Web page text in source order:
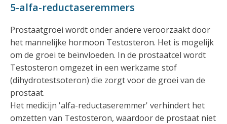
5-alfa-reductaseremmers
Prostaatgroei wordt onder andere veroorzaakt door
het mannelijke hormoon Testosteron. Het is mogelijk
om de groei te beïnvloeden. In de prostaatcel wordt
Testosteron omgezet in een werkzame stof
(dihydrotestsoteron) die zorgt voor de groei van de
prostaat.
Het medicijn 'alfa-reductaseremmer' verhindert het
omzetten van Testosteron, waardoor de prostaat niet